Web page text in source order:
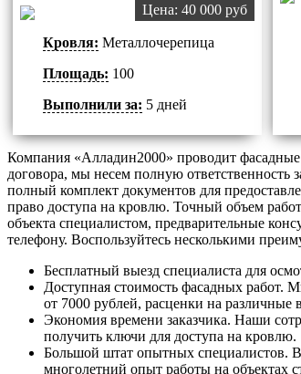
Кровля: Металлочерепица
Площадь: 100
Выполнили за: 5 дней
Цена: 40 000 руб
Компания «Алладин2000» проводит
договора, мы несем полную ответственность
полный комплект документов для
право доступа на кровлю. Точный объем
объекта специалистом, предварительные
телефону. Воспользуйтесь несколькими
Бесплатный выезд специалиста для
Доступная стоимость фасадных работ.
от 7000 рублей, расценки на
Экономия времени заказчика. Наши
получить ключи для доступа на кровлю.
Большой штат опытных специалистов.
многолетний опыт работы на объектах